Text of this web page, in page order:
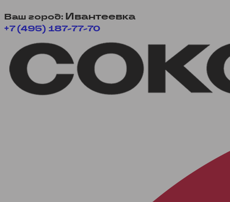
Ваш город: Ивантеевка
+7 (495) 187-77-70